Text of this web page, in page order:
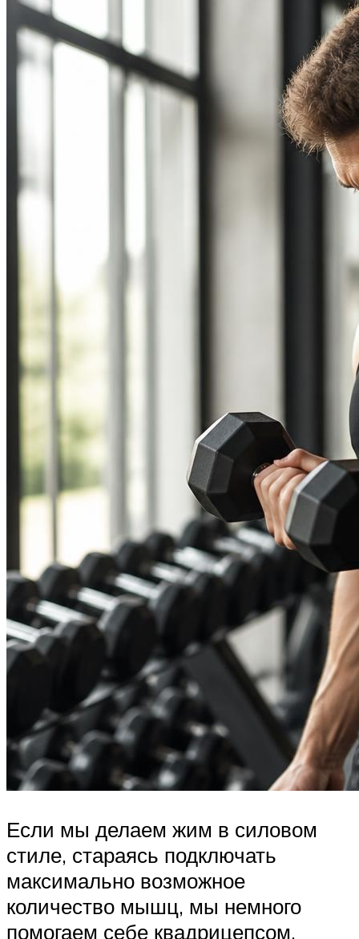
Если мы делаем жим в силовом
стиле, стараясь подключать
максимально возможное
количество мышц, мы немного
помогаем себе квадрицепсом,